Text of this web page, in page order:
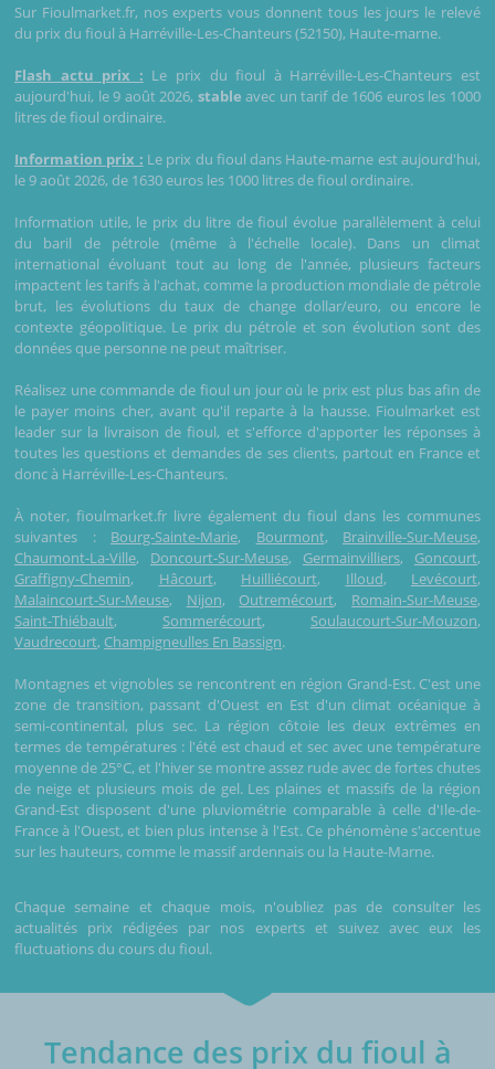
Sur Fioulmarket.fr, nos experts vous donnent tous les jours le relevé
du prix du fioul à Harréville-Les-Chanteurs (52150), Haute-marne.
Flash actu prix : Le prix du fioul à Harréville-Les-Chanteurs est
aujourd'hui, le 9 août 2026, stable avec un tarif de 1606 euros les 1000
litres de fioul ordinaire.
Information prix : Le prix du fioul dans Haute-marne est aujourd'hui,
le 9 août 2026, de 1630 euros les 1000 litres de fioul ordinaire.
Information utile, le prix du litre de fioul évolue parallèlement à celui
du baril de pétrole (même à l'échelle locale). Dans un climat
international évoluant tout au long de l'année, plusieurs facteurs
impactent les tarifs à l'achat, comme la production mondiale de pétrole
brut, les évolutions du taux de change dollar/euro, ou encore le
contexte géopolitique. Le prix du pétrole et son évolution sont des
données que personne ne peut maîtriser.
Réalisez une commande de fioul un jour où le prix est plus bas afin de
le payer moins cher, avant qu'il reparte à la hausse. Fioulmarket est
leader sur la livraison de fioul, et s'efforce d'apporter les réponses à
toutes les questions et demandes de ses clients, partout en France et
donc à Harréville-Les-Chanteurs.
À noter, fioulmarket.fr livre également du fioul dans les communes
suivantes : Bourg-Sainte-Marie, Bourmont, Brainville-Sur-Meuse,
Chaumont-La-Ville, Doncourt-Sur-Meuse, Germainvilliers, Goncourt,
Graffigny-Chemin, Hâcourt, Huilliécourt, Illoud, Levécourt,
Malaincourt-Sur-Meuse, Nijon, Outremécourt, Romain-Sur-Meuse,
Saint-Thiébault, Sommerécourt, Soulaucourt-Sur-Mouzon,
Vaudrecourt, Champigneulles En Bassign.
Montagnes et vignobles se rencontrent en région Grand-Est. C'est une
zone de transition, passant d'Ouest en Est d'un climat océanique à
semi-continental, plus sec. La région côtoie les deux extrêmes en
termes de températures : l'été est chaud et sec avec une température
moyenne de 25°C, et l'hiver se montre assez rude avec de fortes chutes
de neige et plusieurs mois de gel. Les plaines et massifs de la région
Grand-Est disposent d'une pluviométrie comparable à celle d'Ile-de-
France à l'Ouest, et bien plus intense à l'Est. Ce phénomène s'accentue
sur les hauteurs, comme le massif ardennais ou la Haute-Marne.
Chaque semaine et chaque mois, n'oubliez pas de consulter les
actualités prix rédigées par nos experts et suivez avec eux les
fluctuations du cours du fioul.
Tendance des prix du fioul à